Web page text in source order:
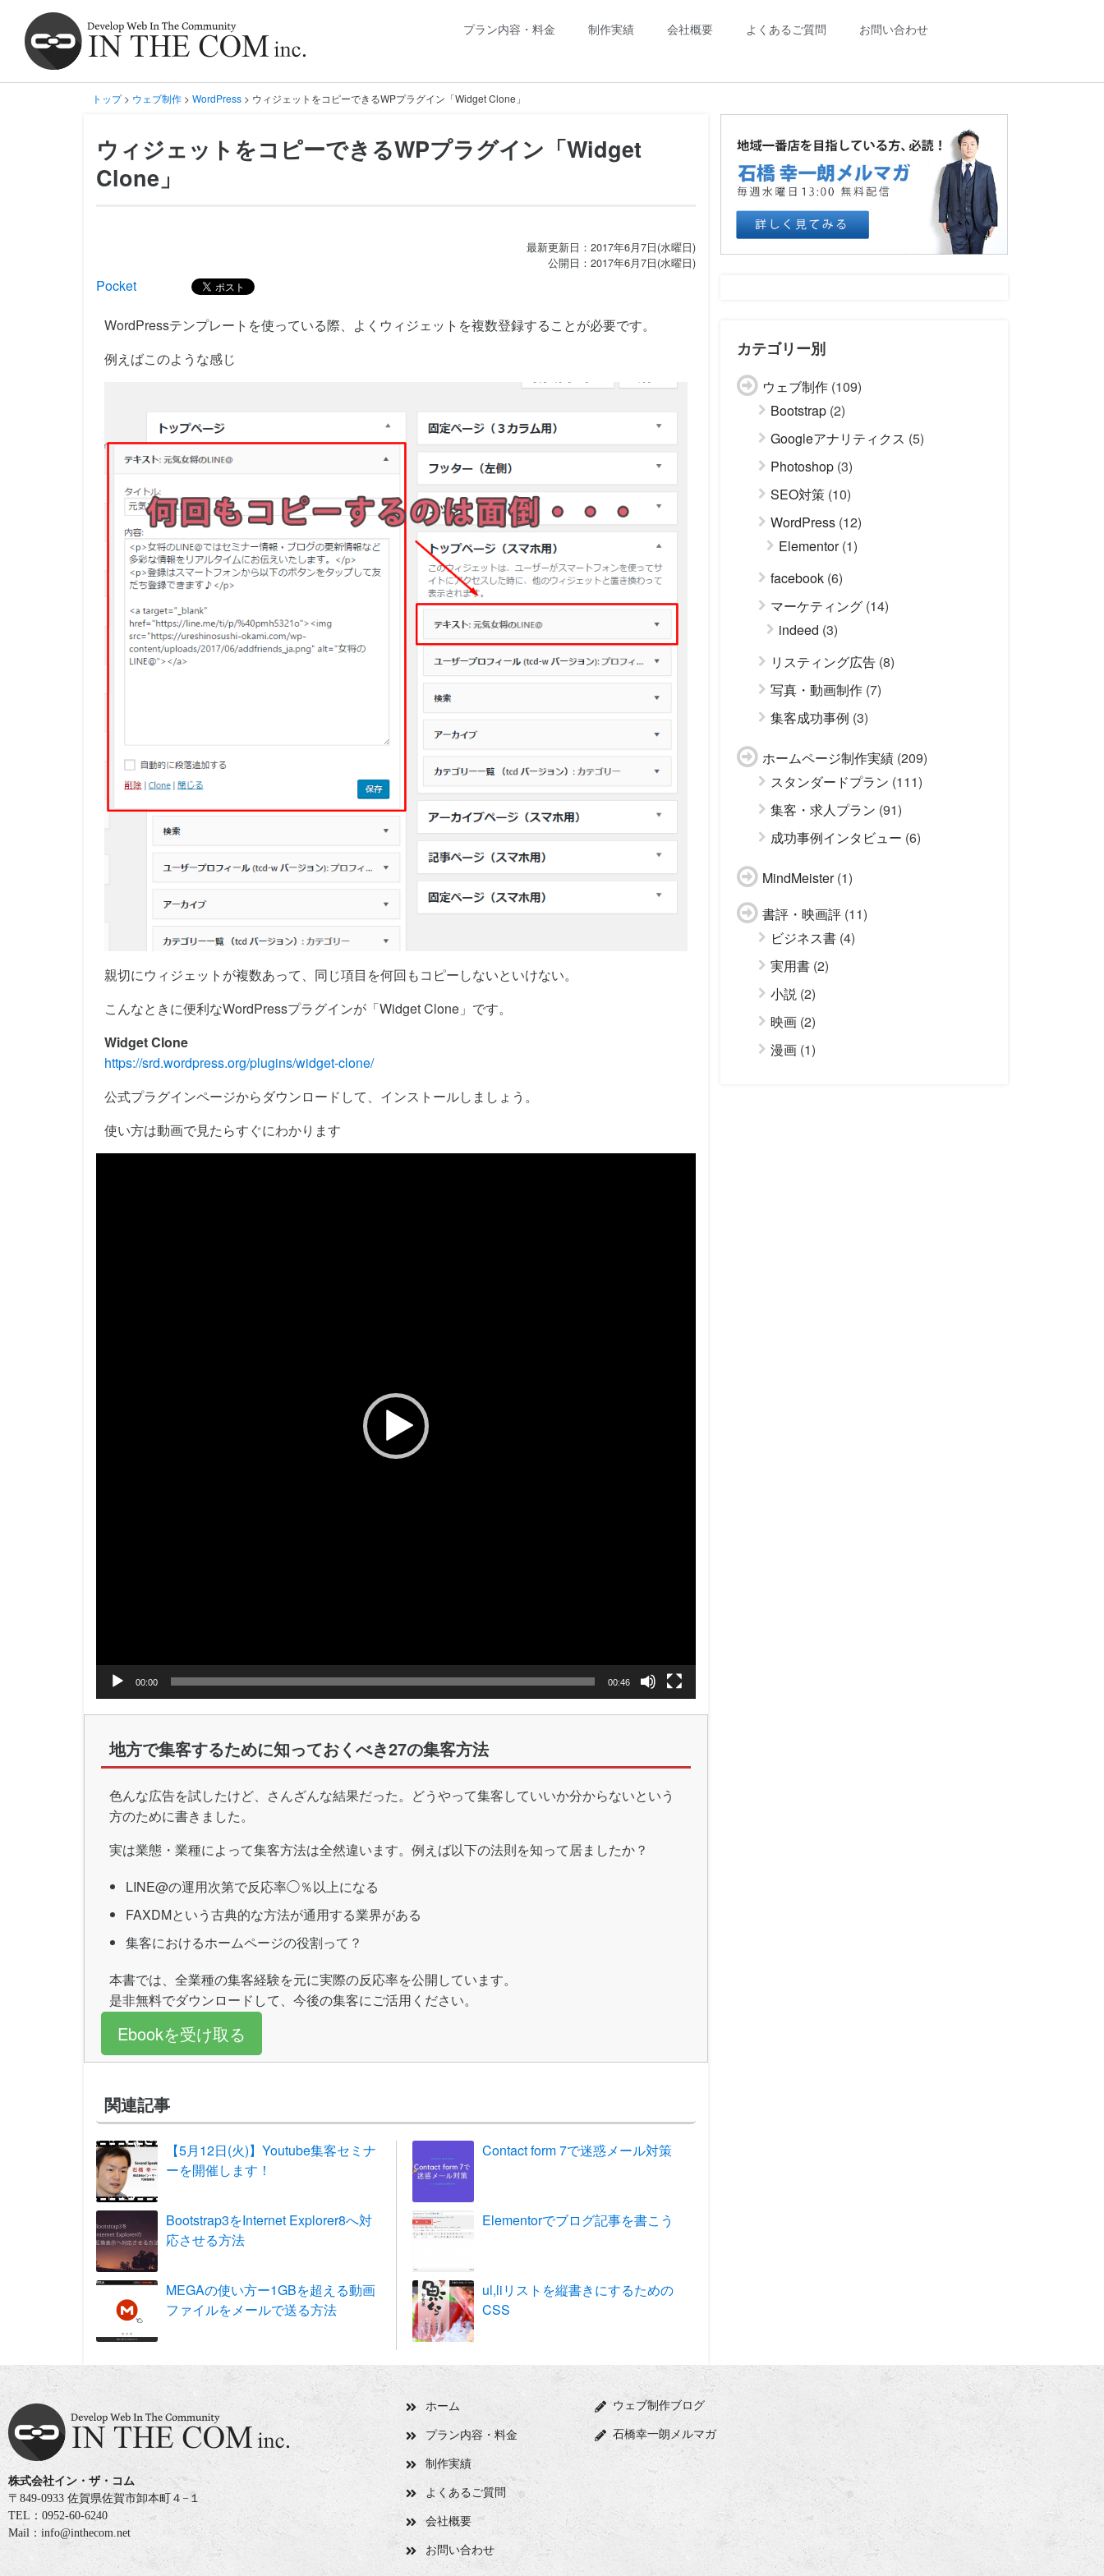
プラン内容・料金 制作実績 会社概要 よくあるご質問 お問い合わせ
トップ> ウェブ制作 > WordPress > ウィジェットをコピーできるWPプラグイン「Widget Clone」
ウィジェットをコピーできるWPプラグイン「Widget
Clone」
最新更新日：2017年6月7日(水曜日)
公開日：2017年6月7日(水曜日)
Pocket
WordPressテンプレートを使っている際、よくウィジェットを複数登録することが必要です。
例えばこのような感じ
親切にウィジェットが複数あって、同じ項目を何回もコピーしないといけない。
こんなときに便利なWordPressプラグインが「Widget Clone」です。
Widget Clone
https://srd.wordpress.org/plugins/widget-clone/
公式プラグインページからダウンロードして、インストールしましょう。
使い方は動画で見たらすぐにわかります
00:00 00:46
地方で集客するために知っておくべき27の集客方法
色んな広告を試したけど、さんざんな結果だった。どうやって集客していいか分からないという
方のために書きました。
実は業態・業種によって集客方法は全然違います。例えば以下の法則を知って居ましたか？
LINE@の運用次第で反応率◯％以上になる
FAXDMという古典的な方法が通用する業界がある
集客におけるホームページの役割って？
本書では、全業種の集客経験を元に実際の反応率を公開しています。
是非無料でダウンロードして、今後の集客にご活用ください。
Ebookを受け取る
関連記事
【5月12日(火)】Youtube集客セミナ
ーを開催します！
Bootstrap3をInternet Explorer8へ対
応させる方法
MEGAの使い方ー1GBを超える動画
ファイルをメールで送る方法
Contact form 7で迷惑メール対策
Elementorでブログ記事を書こう
ul,liリストを縦書きにするための
CSS
カテゴリー別
ウェブ制作 (109)
Bootstrap (2)
Googleアナリティクス (5)
Photoshop (3)
SEO対策 (10)
WordPress (12)
Elementor(1)
facebook (6)
マーケティング (14)
indeed (3)
リスティング広告 (8)
写真・動画制作 (7)
集客成功事例 (3)
ホームページ制作実績 (209)
スタンダードプラン (111)
集客・求人プラン (91)
成功事例インタビュー (6)
MindMeister(1)
書評・映画評 (11)
ビジネス書 (4)
実用書 (2)
小説 (2)
映画 (2)
漫画 (1)
株式会社イン・ザ・コム
〒849-0933 佐賀県佐賀市卸本町４−１
TEL：0952-60-6240
Mail：info@inthecom.net
ホーム
プラン内容・料金
制作実績
よくあるご質問
会社概要
お問い合わせ
ウェブ制作ブログ
石橋幸一朗メルマガ